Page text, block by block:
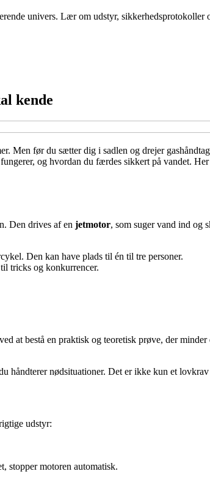
univers. Lær om udstyr,
kende
Men før du sætter dig i sadlen og drejer
og hvordan du færdes sikkert på vandet.
Den drives af en jetmotor, som suger vand ind og
Den kan have plads til én til tre personer.
tricks og konkurrencer.
at bestå en praktisk og teoretisk prøve, der
håndterer nødsituationer. Det er ikke kun et
udstyr:
stopper motoren automatisk.